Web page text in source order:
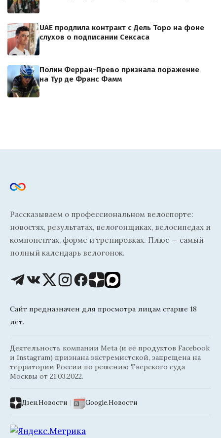
UAE продлила контракт с Дель Торо на фоне
слухов о подписании Сексаса
Полин Ферран-Прево признала поражение
на Тур де Франс Фамм
Рассказываем о профессиональном велоспорте:
новостях, результатах, велогонщиках, велосипедах и
компонентах, форме и тренировках. Плюс — самый
полный календарь велогонок.
Сайт предназначен для просмотра лицам старше 18
лет.
Деятельность компании Meta (и её продуктов Facebook
и Instagram) признана экстремистской, запрещена на
территории России по решению Тверского суда
Москвы от 21.03.2022.
Дзен.Новости | Google.Новости